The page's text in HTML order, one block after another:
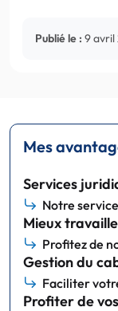
Publié le : 9 avril
Mes
Services
Notre
Mieux
Profitez de
Gestion du
Faciliter
Profiter de